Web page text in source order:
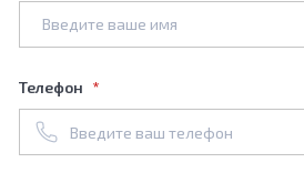
Телефон